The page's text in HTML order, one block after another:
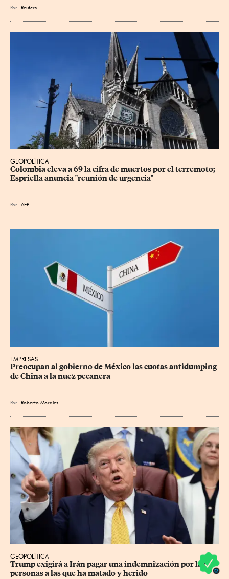
Por Reuters
GEOPOLÍTICA
Colombia eleva a 69 la cifra de muertos por el terremoto;
Espriella anuncia "reunión de urgencia"
Por AFP
EMPRESAS
Preocupan al gobierno de México las cuotas antidumping
de China a la nuez pecanera
Por Roberto Morales
GEOPOLÍTICA
Trump exigirá a Irán pagar una indemnización por las
personas a las que ha matado y herido